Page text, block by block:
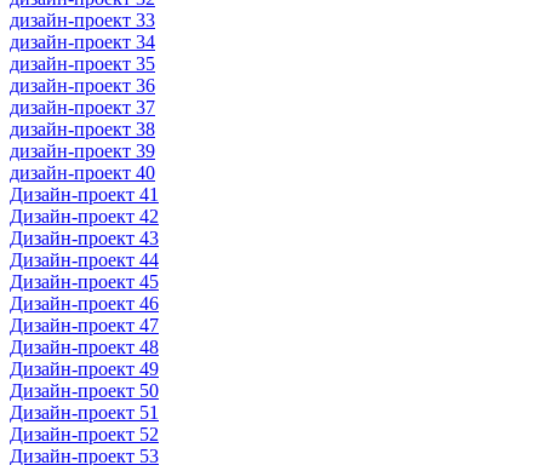
дизайн-проект 33
дизайн-проект 34
дизайн-проект 35
дизайн-проект 36
дизайн-проект 37
дизайн-проект 38
дизайн-проект 39
дизайн-проект 40
Дизайн-проект 41
Дизайн-проект 42
Дизайн-проект 43
Дизайн-проект 44
Дизайн-проект 45
Дизайн-проект 46
Дизайн-проект 47
Дизайн-проект 48
Дизайн-проект 49
Дизайн-проект 50
Дизайн-проект 51
Дизайн-проект 52
Дизайн-проект 53